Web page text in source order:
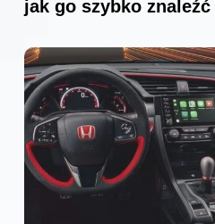
jak go szybko znaleźć